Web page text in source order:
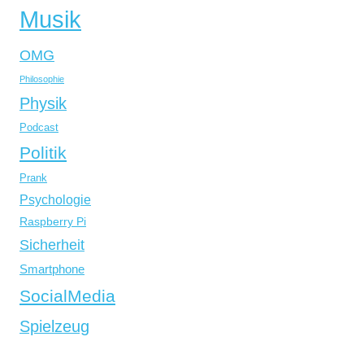
Musik
OMG
Philosophie
Physik
Podcast
Politik
Prank
Psychologie
Raspberry Pi
Sicherheit
Smartphone
SocialMedia
Spielzeug